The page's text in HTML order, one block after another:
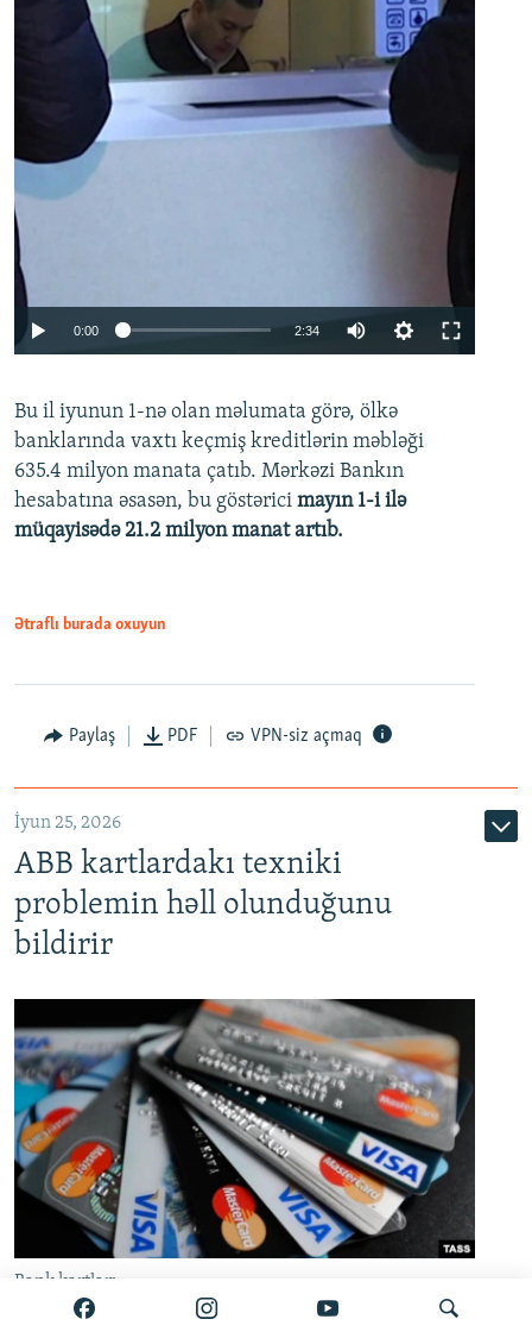
Auto 240p 360p 480p
720p 1080p
0:00 2:34
360p
480p
720p
Bu il iyunun 1-nə olan məlumata görə, ölkə
banklarında vaxtı keçmiş kreditlərin məbləği
635.4 milyon manata çatıb. Mərkəzi Bankın
hesabatına əsasən, bu göstərici mayın 1-i ilə
müqayisədə 21.2 milyon manat artıb.
Ətraflı burada oxuyun
Paylaş PDF VPN-siz açmaq
İyun 25, 2026
ABB kartlardakı texniki
problemin həll olunduğunu
bildirir
Bank kartları